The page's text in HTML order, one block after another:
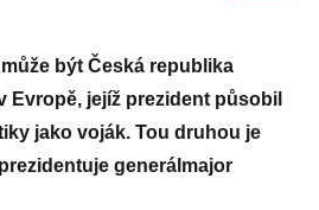
být Česká republika
Evropě, jejíž prezident působil
jako voják. Tou druhou je
generálmajor